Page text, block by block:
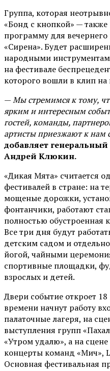
Группа, которая
«Бонд с кнопкой» —
программу для
«Сирена». Будет
народными
на фестивале
которого вошли в клип
—Мы стремимся к тому,
ярким и интересным
гостей, команды,
артисты приезжают к нам
добавляет
Андрей Клюкин.
«Дикая Мята» считается
фестивалей в стране: на
мощеные дорожки,
фонтанчики, работают
полностью обустроенная
Все три дня будут
детским садом и
йогой, чайными
спортивные площадки,
взрослых и детей.
Двери событие откроет
времени начнут работу
палаточные лагеря, на
выступления групп
«Утром удалю», а на
концерты команд «Мич»,
Основная фестивальная